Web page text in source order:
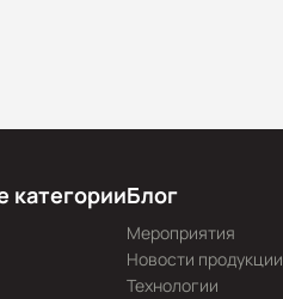
категорииБлог
Мероприятия
Новости продукции
Технологии